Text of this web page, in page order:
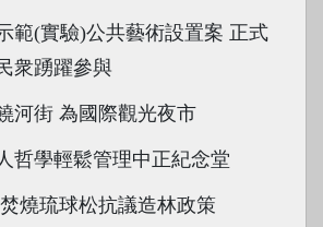
範(實驗)公共藝術設置案 正式
衆踴躍參與
河街 為國際觀光夜市
哲學輕鬆管理中正紀念堂
燒琉球松抗議造林政策